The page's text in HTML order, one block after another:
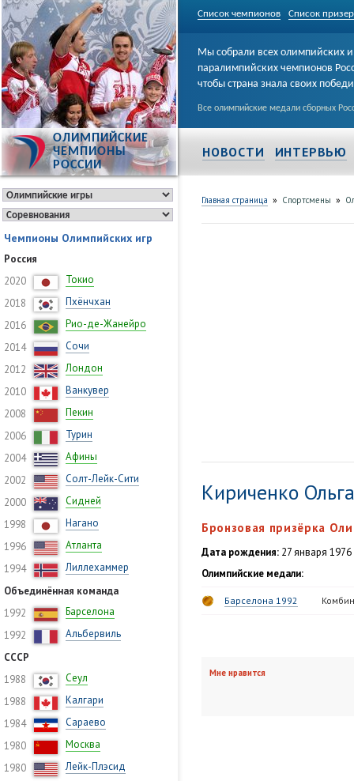
Список чемпионов Список
ОЛИМПИЙСКИЕ
ЧЕМПИОНЫ
РОССИИ
Мы собрали всех олимпийских и
паралимпийских чемпионов
чтобы страна знала своих
Все олимпийские медали сборных
НОВОСТИ ИНТЕРВЬЮ
Чемпионы Олимпийских игр
Россия
2020
Токио
2018
Пхёнчхан
2016
Рио-де-Жанейро
2014
Сочи
2012
Лондон
2010
Ванкувер
2008
Пекин
2006
Турин
2004
Афины
2002
Солт-Лейк-Сити
2000
Сидней
1998
Нагано
1996
Атланта
1994
Лиллехаммер
Объединённая команда
1992
Барселона
1992
Альбервиль
СССР
1988
Сеул
1988
Калгари
1984
Сараево
1980
Москва
1980
Лейк-Плэсид
Главная страница » Спортсмены »
Кириченко
Бронзовая призёрка
Дата рождения: 27 января
Олимпийские медали:
Барселона 1992
Мне нравится